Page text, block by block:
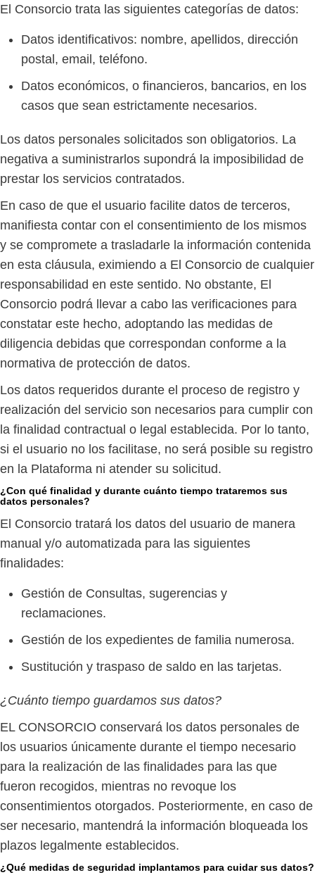
El Consorcio trata las siguientes categorías de datos:
Datos identificativos: nombre, apellidos, dirección
postal, email, teléfono.
Datos económicos, o financieros, bancarios, en los
casos que sean estrictamente necesarios.
Los datos personales solicitados son obligatorios. La
negativa a suministrarlos supondrá la imposibilidad de
prestar los servicios contratados.
En caso de que el usuario facilite datos de terceros,
manifiesta contar con el consentimiento de los mismos
y se compromete a trasladarle la información contenida
en esta cláusula, eximiendo a El Consorcio de cualquier
responsabilidad en este sentido. No obstante, El
Consorcio podrá llevar a cabo las verificaciones para
constatar este hecho, adoptando las medidas de
diligencia debidas que correspondan conforme a la
normativa de protección de datos.
Los datos requeridos durante el proceso de registro y
realización del servicio son necesarios para cumplir con
la finalidad contractual o legal establecida. Por lo tanto,
si el usuario no los facilitase, no será posible su registro
en la Plataforma ni atender su solicitud.
¿Con qué finalidad y durante cuánto tiempo trataremos sus
datos personales?
El Consorcio tratará los datos del usuario de manera
manual y/o automatizada para las siguientes
finalidades:
Gestión de Consultas, sugerencias y
reclamaciones.
Gestión de los expedientes de familia numerosa.
Sustitución y traspaso de saldo en las tarjetas.
¿Cuánto tiempo guardamos sus datos?
EL CONSORCIO conservará los datos personales de
los usuarios únicamente durante el tiempo necesario
para la realización de las finalidades para las que
fueron recogidos, mientras no revoque los
consentimientos otorgados. Posteriormente, en caso de
ser necesario, mantendrá la información bloqueada los
plazos legalmente establecidos.
¿Qué medidas de seguridad implantamos para cuidar sus datos?